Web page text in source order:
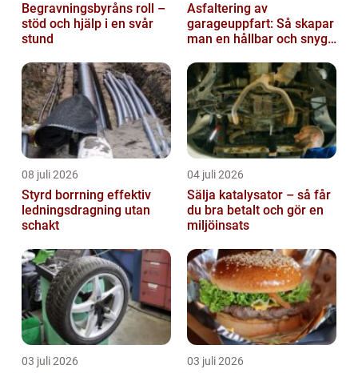
Begravningsbyråns roll –
stöd och hjälp i en svår
stund
Asfaltering av
garageuppfart: Så skapar
man en hållbar och snygg
08 juli 2026
Styrd borrning effektiv
ledningsdragning utan
schakt
04 juli 2026
Sälja katalysator – så får
du bra betalt och gör en
miljöinsats
03 juli 2026 03 juli 2026